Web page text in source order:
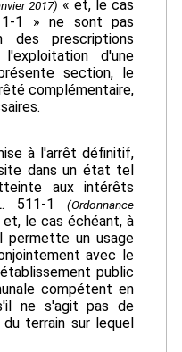
2017) « et, le cas
1 » ne sont pas
des prescriptions
d'une
section, le
complémentaire,
à l'arrêt définitif,
dans un état tel
aux intérêts
511-1(Ordonnance
et, le cas échéant, à
permette un usage
avec le
public
compétent en
ne s'agit pas de
terrain sur lequel